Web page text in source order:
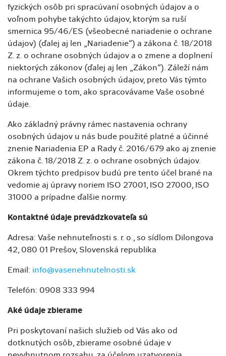
fyzických osôb pri spracúvaní osobných údajov a o
voľnom pohybe takýchto údajov, ktorým sa ruší
smernica 95/46/ES (všeobecné nariadenie o ochrane
údajov) (ďalej aj len „Nariadenie“) a zákona č. 18/2018
Z. z. o ochrane osobných údajov a o zmene a doplnení
niektorých zákonov (ďalej aj len „Zákon“). Záleží nám
na ochrane Vašich osobných údajov, preto Vás týmto
informujeme o tom, ako spracovávame Vaše osobné
údaje.
Ako základný právny rámec nastavenia ochrany
osobných údajov u nás bude použité platné a účinné
znenie Nariadenia EP a Rady č. 2016/679 ako aj znenie
zákona č. 18/2018 Z. z. o ochrane osobných údajov.
Okrem týchto predpisov budú pre tento účel brané na
vedomie aj úpravy noriem ISO 27001, ISO 27000, ISO
31000 a prípadne ďalšie normy.
Kontaktné údaje prevádzkovateľa sú
Adresa: Vaše nehnuteľnosti s. r. o., so sídlom Dilongova
42, 080 01 Prešov, Slovenská republika
Email: info@vasenehnutelnosti.sk
Telefón: 0908 333 994
Aké údaje zbierame
Pri poskytovaní našich služieb od Vás ako od
dotknutých osôb, zbierame osobné údaje v